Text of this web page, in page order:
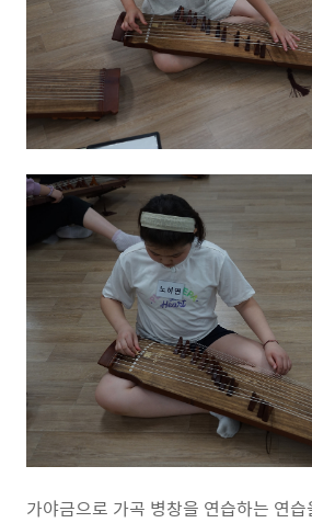
가야금으로 가곡 병창을 연습하는 연